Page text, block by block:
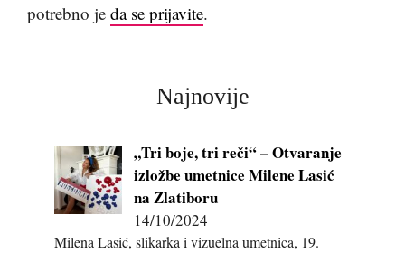
potrebno je da se prijavite.
Najnovije
„Tri boje, tri reči“ – Otvaranje
izložbe umetnice Milene Lasić
na Zlatiboru
14/10/2024
Milena Lasić, slikarka i vizuelna umetnica, 19.